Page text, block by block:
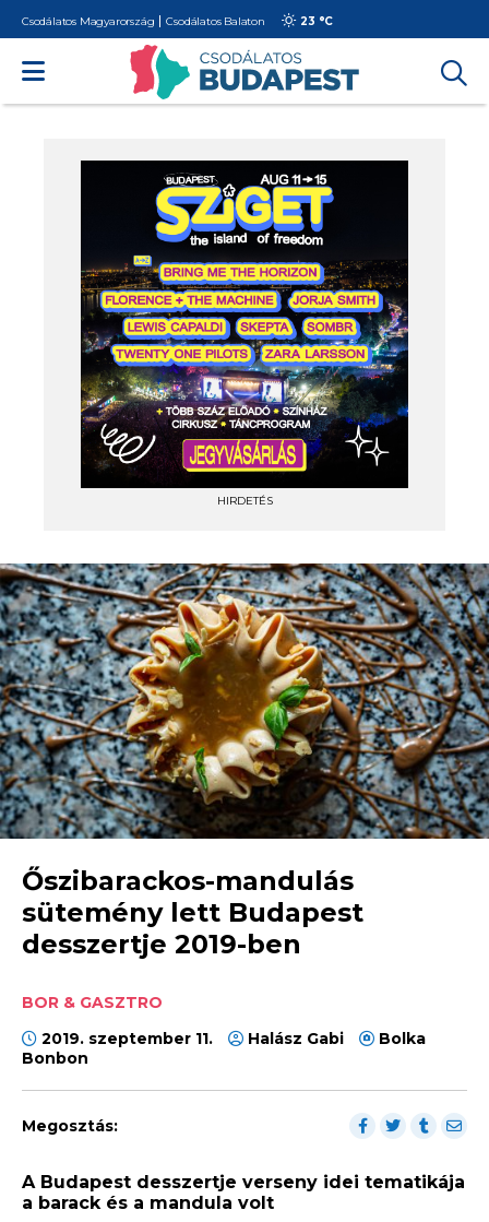
Csodálatos Magyarország Csodálatos Balaton 23 °C
HIRDETÉS
Őszibarackos-mandulás
sütemény lett Budapest
desszertje 2019-ben
BOR & GASZTRO
2019. szeptember 11.
Halász Gabi
Bolka
Bonbon
Megosztás:
A Budapest desszertje verseny idei tematikája
a barack és a mandula volt